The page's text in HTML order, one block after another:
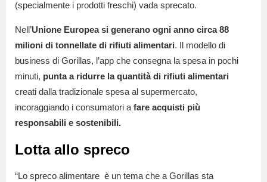
(specialmente i prodotti freschi) vada sprecato.
Nell’Unione Europea si generano ogni anno circa 88
milioni di tonnellate di rifiuti alimentari. Il modello di
business di Gorillas, l’app che consegna la spesa in pochi
minuti, punta a ridurre la quantità di rifiuti alimentari
creati dalla tradizionale spesa al supermercato,
incoraggiando i consumatori afare acquisti più
responsabili e sostenibili.
Lotta allo spreco
“Lo spreco alimentare è un tema che a Gorillas sta